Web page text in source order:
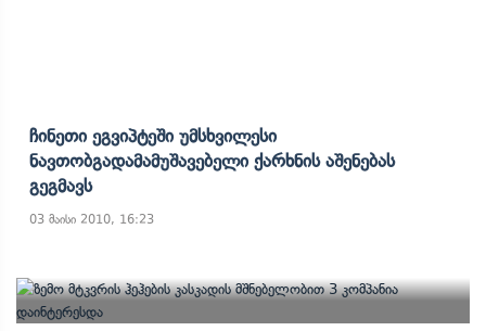
Ჩინეთი Ეგვიპტეში Უმსხვილესი
Ნავთობგადამამუშავებელი Ქარხნის Აშენებას
Გეგმავს
03 მაისი 2010, 16:23